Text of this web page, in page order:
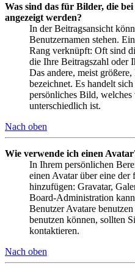
Was sind das für Bilder, die
angezeigt werden?
In der Beitragsansicht
Benutzernamen stehen.
Rang verknüpft: Oft sind
die Ihre Beitragszahl oder
Das andere, meist
bezeichnet. Es handelt
persönliches Bild,
unterschiedlich ist.
Nach oben
Wie verwende ich einen
In Ihrem persönlichen
einen Avatar über eine
hinzufügen: Gravatar,
Board-Administration
Benutzer Avatare
benutzen können, sollten
kontaktieren.
Nach oben